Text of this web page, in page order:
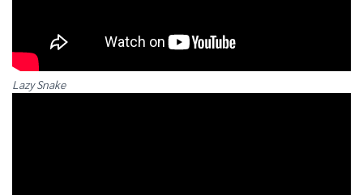
Lazy Snake